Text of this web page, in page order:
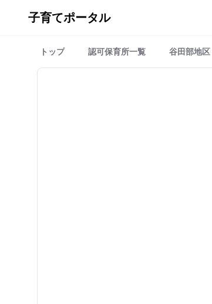
子育てポータル
トップ 認可保育所一覧 谷田部地区